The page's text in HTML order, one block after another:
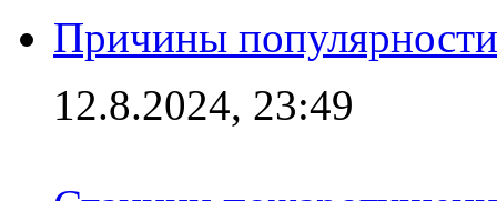
Причины
12.8.2024, 23:49